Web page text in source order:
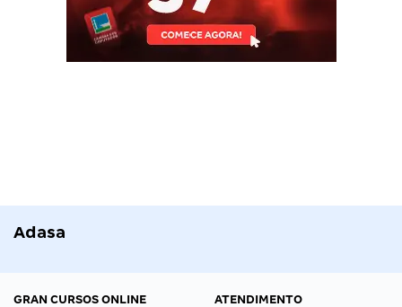
Adasa
GRAN CURSOS ONLINE
ATENDIMENTO